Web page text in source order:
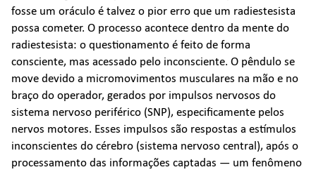
fosse um oráculo é talvez o pior erro que um radiestesista
possa cometer. O processo acontece dentro da mente do
radiestesista: o questionamento é feito de forma
consciente, mas acessado pelo inconsciente. O pêndulo se
move devido a micromovimentos musculares na mão e no
braço do operador, gerados por impulsos nervosos do
sistema nervoso periférico (SNP), especificamente pelos
nervos motores. Esses impulsos são respostas a estímulos
inconscientes do cérebro (sistema nervoso central), após o
processamento das informações captadas — um fenômeno